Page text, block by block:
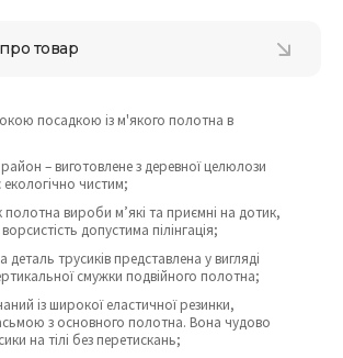
товар
посадкою із м'якого полотна в
– виготовлене з деревної целюлози
екологічно чистим;
вироби м’які та приємні на дотик,
допустима пілінгація;
деталь трусиків представлена у вигляді
смужки подвійного полотна;
із широкої еластичної резинки,
з основного полотна. Вона чудово
на тілі без перетискань;